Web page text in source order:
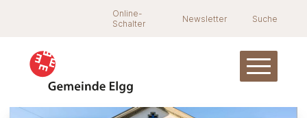
Navigieren in Elgg
SchnellnavigationOnline-
Schalter
Newsletter Suche